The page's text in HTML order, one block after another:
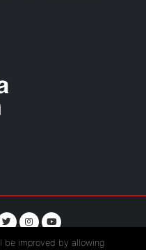
All Rights Reserved.
be improved by allowing